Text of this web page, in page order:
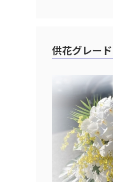
供花グレー